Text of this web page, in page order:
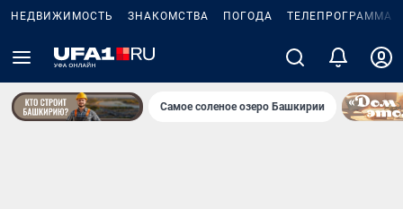
НЕДВИЖИМОСТЬ ЗНАКОМСТВА ПОГОДА ТЕЛЕПРОГРАММА
Самое соленое озеро Башкирии